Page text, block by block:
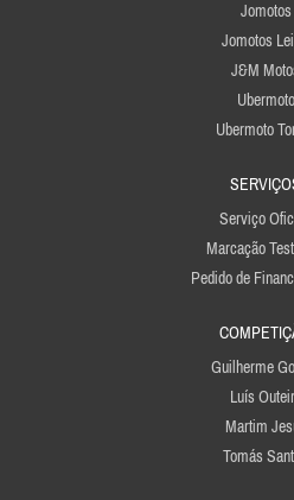
Jomotos
Jomotos
J&M
Ubermoto
Ubermoto
Serviço
Marcação
Pedido de
Guilherme
Luís
Martim
Tomás